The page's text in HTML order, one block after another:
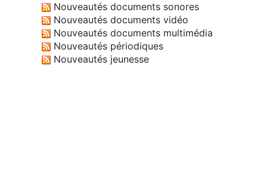
Nouveautés documents sonores
Nouveautés documents vidéo
Nouveautés documents multimédia
Nouveautés périodiques
Nouveautés jeunesse